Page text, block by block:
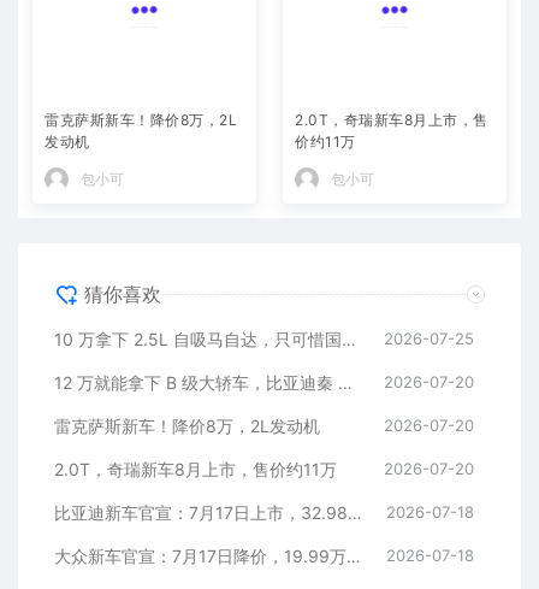
雷克萨斯新车！降价8万，2L
发动机
包小可
2.0T，奇瑞新车8月上市，售
价约11万
包小可
猜你喜欢
10 万拿下 2.5L 自吸马自达，只可惜国内暂时没份 2026-07-25
12 万就能拿下 B 级大轿车，比亚迪秦 MAX 直接打乱合资定价逻辑 2026-07-20
雷克萨斯新车！降价8万，2L发动机 2026-07-20
2.0T，奇瑞新车8月上市，售价约11万 2026-07-20
比亚迪新车官宣：7月17日上市，32.98万元 2026-07-18
大众新车官宣：7月17日降价，19.99万元起 2026-07-18